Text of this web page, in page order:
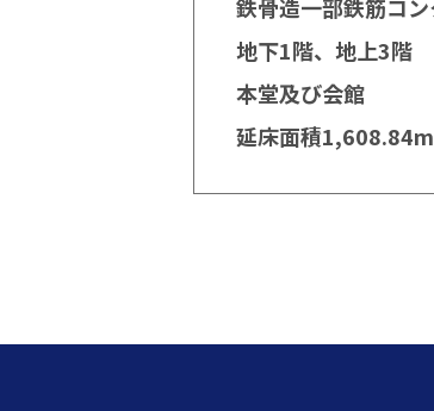
鉄骨造一部鉄筋コ
地下1階、地上3階
本堂及び会館
延床面積